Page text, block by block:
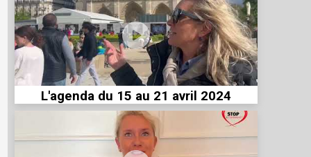
L'agenda du 15 au 21 avril 2024